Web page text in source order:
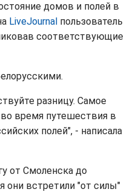
домов и полей в
LiveJournal пользователь
соответствующие
разницу. Самое
время путешествия в
полей", - написала
от Смоленска до
они встретили "от силы"